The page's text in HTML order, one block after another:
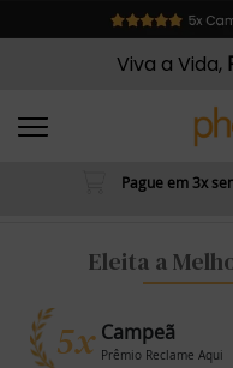
Viva a Vida,
Pague em 3x
Eleita a
5x Campeã
Prêmio Reclame Aqui